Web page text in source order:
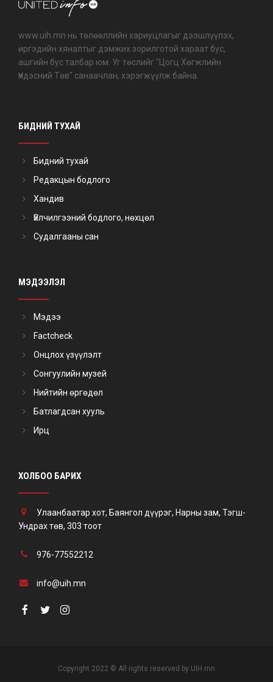
www.uih.mn нь төлөөллийн хариуцлагыг дээшлүүлэх,
иргэдийн хяналтыг дэмжих зорилготой хараат бус,
ашгийн бус талбар юм. Уг төслийг "Цогц Хөгжлийн
Үндэсний Төв" санаачлан, хэрэгжүүлж байна.
БИДНИЙ ТУХАЙ
Бидний тухай
Редакцын бодлого
Хандив
Үйлчилгээний бодлого, нөхцөл
Судалгааны сан
МЭДЭЭЛЭЛ
Мэдээ
Factcheck
Онцлох үзүүлэлт
Сонгуулийн музей
Нийтийн өргөдөл
Батлагдсан хууль
Ирц
ХОЛБОО БАРИХ
Улаанбаатар хот, Баянгол дүүрэг, Нарны зам, Тэгш-
Ундрах төв, 303 тоот
976-77552212
info@uih.mn
Copyright 2022 © All rights reserved by UIH.mn